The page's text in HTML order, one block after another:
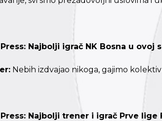
Najbolji igrač NK Bosna u ovoj
Nebih izdvajao nikoga, gajimo
Najbolji trener i igrač Prve